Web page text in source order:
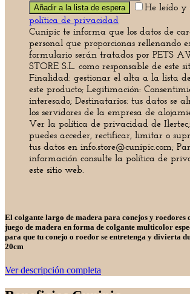
He leído y
política de privacidad
Cunipic te informa que los datos de
personal que proporcionas rellenando
formulario serán tratados por PETS
STORE S.L. como responsable de este
Finalidad: gestionar el alta a la lista
este producto; Legitimación:
interesado; Destinatarios: tus datos se
los servidores de la empresa de
Ver la política de privacidad de Ilertec;
puedes acceder, rectificar, limitar o
tus datos en info.store@cunipic.com;
información consulte la política de
este sitio web.
El colgante largo de madera para conejos y roedores
juego de madera en forma de colgante multicolor
para que tu conejo o roedor se entretenga y divierta
20cm
Ver descripción completa